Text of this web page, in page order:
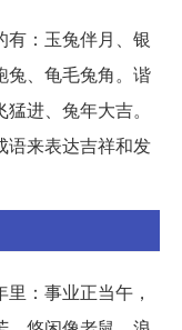
有：玉兔伴月、银
兔、龟毛兔角。谐
进、兔年大吉。
语来表达吉祥和发
：事业正当午，